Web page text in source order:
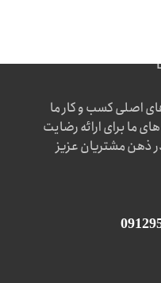
اصلی کسب و کار ما
ما برای ارائه رضایت
ذهن مشتریان عزیز